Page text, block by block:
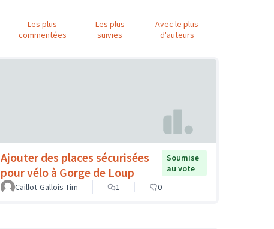
Les plus
commentées
Les plus
suivies
Avec le plus
d'auteurs
Ajouter des places sécurisées
pour vélo à Gorge de Loup
Soumise
au vote
Caillot-Gallois Tim
1 0